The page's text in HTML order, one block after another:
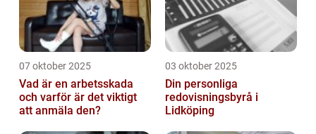
07 oktober 2025
Vad är en arbetsskada
och varför är det viktigt
att anmäla den?
03 oktober 2025
Din personliga
redovisningsbyrå i
Lidköping